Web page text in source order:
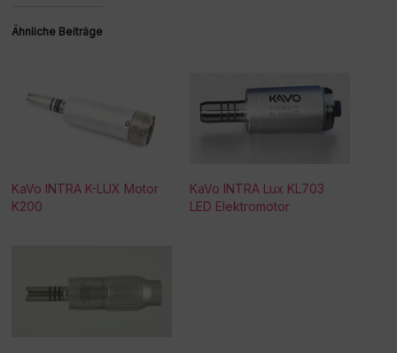
Ähnliche Beiträge
KaVo INTRA K-LUX Motor
K200
KaVo INTRA Lux KL703
LED Elektromotor